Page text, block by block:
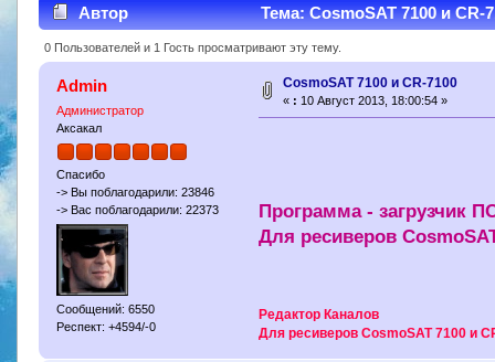
Автор Тема: CosmoSAT 7100 и CR-
0 Пользователей и 1 Гость просматривают эту тему.
Admin
Администратор
Аксакал
Спасибо
-> Вы поблагодарили: 23846
-> Вас поблагодарили: 22373
Сообщений: 6550
Респект: +4594/-0
CosmoSAT 7100 и CR-7100
« : 10 Август 2013, 18:00:54 »
Программа - загрузчик
Для ресиверов
Редактор Каналов
Для ресиверов CosmoSAT 7100 и